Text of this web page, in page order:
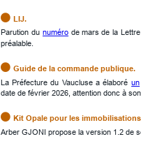
 LIJ.
Parution du numéro de mars de la Lettre
préalable.
 Guide de la commande publique.
La Préfecture du Vaucluse a élaboré un
date de février 2026, attention donc à
 Kit Opale pour les
Arber GJONI propose la version 1.2 de